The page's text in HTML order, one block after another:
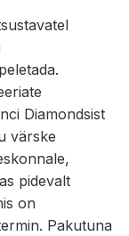
Diamondsist
värske
pidevalt
on
Pakutuna